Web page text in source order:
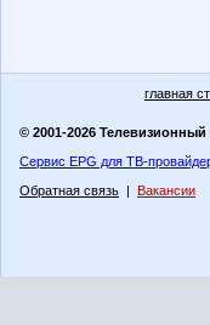
главная
© 2001-2026
Сервис EPG для ТВ-
Обратная связь | Вакансии